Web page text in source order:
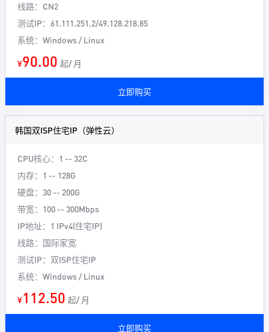
线路：CN2
测试IP：61.111.251.2/49.128.218.85
系统：Windows / Linux
¥90.00 起/ 月
立即购买
韩国双ISP住宅IP（弹性云）
CPU核心：1 -- 32C
内存：1 -- 128G
硬盘：30 -- 200G
带宽：100 -- 300Mbps
IP地址：1 IPv4(住宅IP)
线路：国际家宽
测试IP：双ISP住宅IP
系统：Windows / Linux
¥112.50 起/ 月
立即购买